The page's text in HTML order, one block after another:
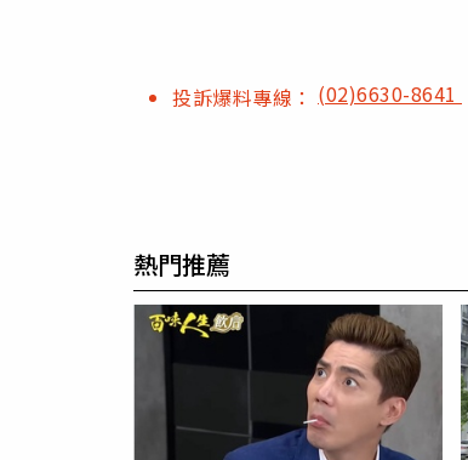
投訴爆料專線： (02)6630-8641
熱門推薦